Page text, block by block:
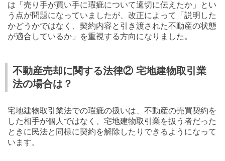
は「売り手が買い手に瑕疵について適切に伝えたか」とい
う点が問題になっていましたが、改正によって「説明した
かどうかではなく、契約内容と引き渡された不動産の状態
が適合しているか」を重視する方向になりました。
不動産売却に関する法律② 宅地建物取引業
法の場合は？
宅地建物取引業法での瑕疵の扱いは、不動産の売買契約を
した相手が個人ではなく、宅地建物取引業を扱う者だった
ときに民法と同様に契約を解除したりできるようになって
います。